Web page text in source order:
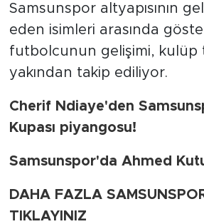
Samsunspor altyapısının
eden isimleri arasında
futbolcunun gelişimi, kulüp
yakından takip ediliyor.
Cherif Ndiaye'den
Kupası piyangosu!
Samsunspor'da Ahmed
DAHA FAZLA
TIKLAYINIZ